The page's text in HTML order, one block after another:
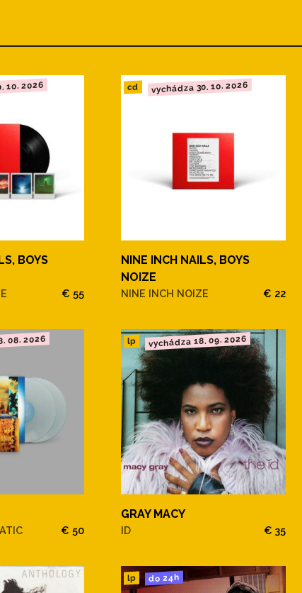
10. 2026
BOYS
€ 55
cd vychádza 30. 10. 2026
NINE INCH NAILS, BOYS
NOIZE
NINE INCH NOIZE € 22
08. 2026
€ 50
lp vychádza 18. 09. 2026
GRAY MACY
ID € 35
lp do 24h